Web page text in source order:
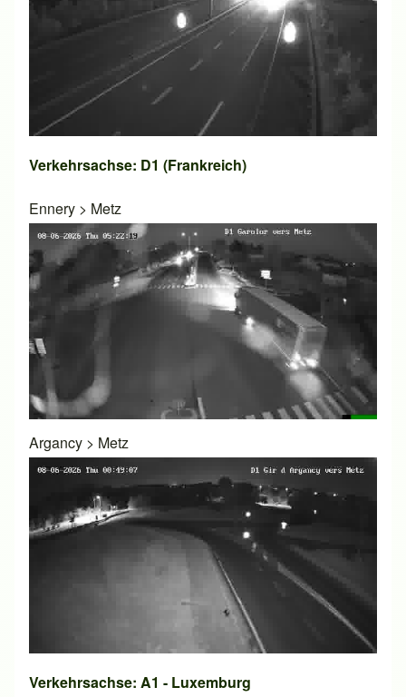
Verkehrsachse: D1 (Frankreich)
Ennery > Metz
Argancy > Metz
Verkehrsachse: A1 - Luxemburg